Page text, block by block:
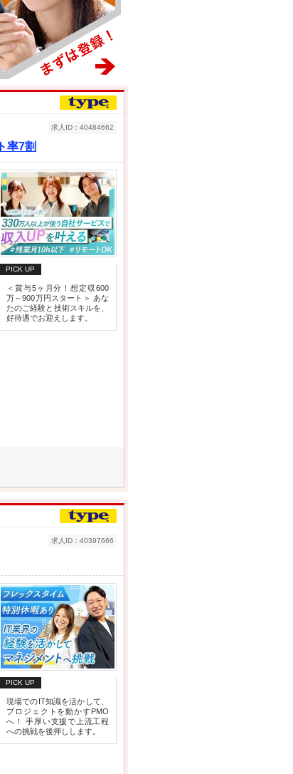
率7割
求人ID：40484662
PICK UP
＜賞与5ヶ月分！想定収600
万～900万円スタート＞ あな
たのご経験と技術スキルを、
好待遇でお迎えします。
求人ID：40397666
PICK UP
現場でのIT知識を活かして、
プロジェクトを動かすPMO
へ！ 手厚い支援で上流工程
への挑戦を後押しします。